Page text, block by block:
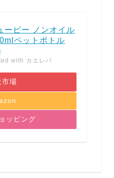
ーピー ノンオイル
ペットボトル
with カエレバ
市場
ッピング